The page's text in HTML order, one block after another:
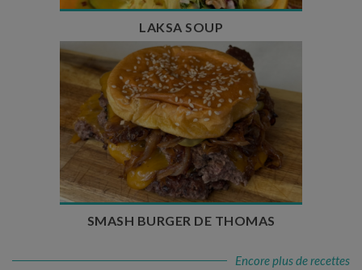
LAKSA SOUP
Temps de préparation : 20 min
Temps de cuisson : 5 à 10 min
Nombre de couverts : 4
SMASH BURGER DE THOMAS
Encore plus de recettes